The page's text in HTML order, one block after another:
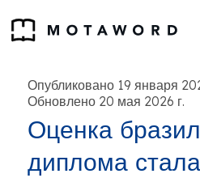
Опубликовано 19 января
Обновлено 20 мая 2026 г.
Оценка
диплома